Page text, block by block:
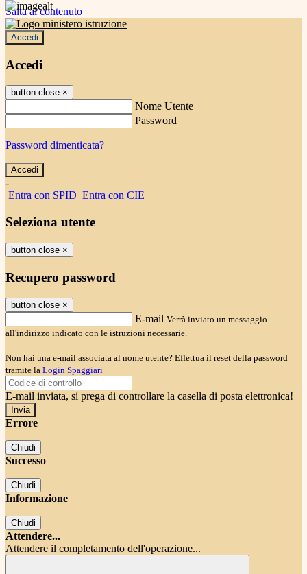
Salta al contenuto
Accedi
Accedi
button close ×
Nome Utente
Password
Password dimenticata?
-
Entra con SPID Entra con CIE
Seleziona utente
button close ×
Recupero password
button close ×
E-mail Verrà inviato un messaggio
all'indirizzo indicato con le istruzioni necessarie.
Non hai una e-mail associata al nome utente? Effettua il reset della password
tramite la Login Spaggiari
E-mail inviata, si prega di controllare la casella di posta elettronica!
Errore
Chiudi
Successo
Chiudi
Informazione
Chiudi
Attendere...
Attendere il completamento dell'operazione...